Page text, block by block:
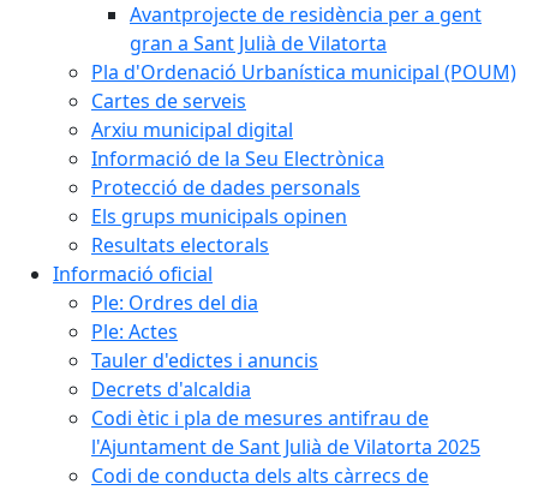
Avantprojecte de residència per a gent
gran a Sant Julià de Vilatorta
Pla d'Ordenació Urbanística municipal (POUM)
Cartes de serveis
Arxiu municipal digital
Informació de la Seu Electrònica
Protecció de dades personals
Els grups municipals opinen
Resultats electorals
Informació oficial
Ple: Ordres del dia
Ple: Actes
Tauler d'edictes i anuncis
Decrets d'alcaldia
Codi ètic i pla de mesures antifrau de
l'Ajuntament de Sant Julià de Vilatorta 2025
Codi de conducta dels alts càrrecs de